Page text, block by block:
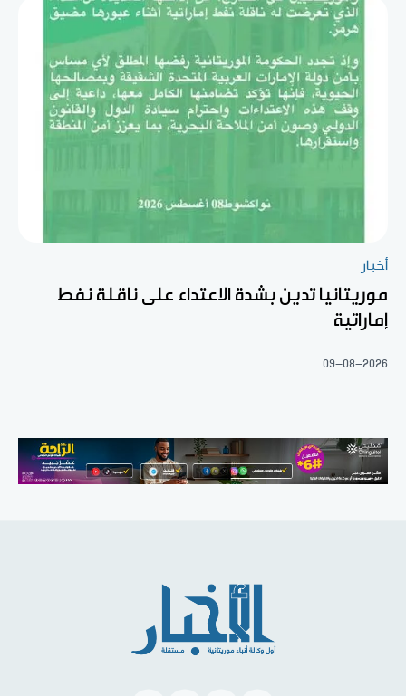
أخبار
موريتانيا تدين بشدة الاعتداء على ناقلة نفط
إماراتية
09-08-2026